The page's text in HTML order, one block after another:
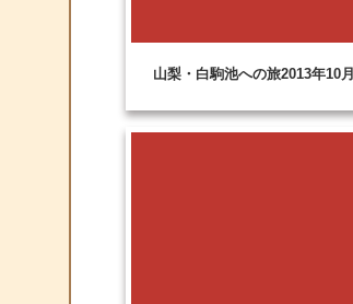
山梨・白駒池への旅2013年10月